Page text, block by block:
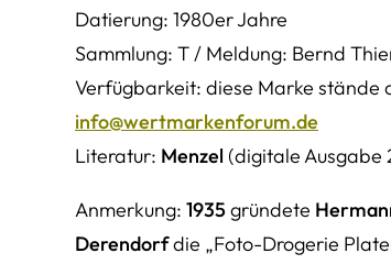
Datierung: 1980er Jahre
Sammlung: T / Meldung: Bernd
Verfügbarkeit: diese Marke stände
info@wertmarkenforum.de
Literatur: Menzel (digitale Ausgabe
Anmerkung: 1935gründete
Derendorfdie „Foto-Drogerie